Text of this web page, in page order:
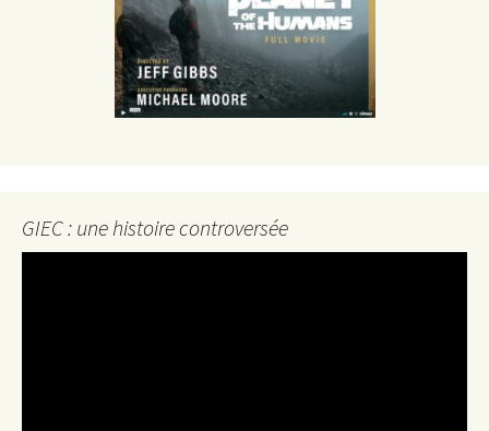
GIEC : une histoire controversée